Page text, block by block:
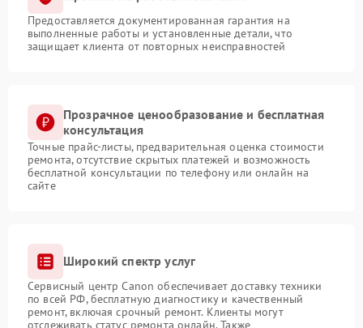
Предоставляется документированная гарантия на
выполненные работы и установленные детали, что
защищает клиента от повторных неисправностей
Прозрачное ценообразование и бесплатная
консультация
Точные прайс-листы, предварительная оценка стоимости
ремонта, отсутствие скрытых платежей и возможность
бесплатной консультации по телефону или онлайн на
сайте
Широкий спектр услуг
Сервисный центр Canon обеспечивает доставку техники
по всей РФ, бесплатную диагностику и качественный
ремонт, включая срочный ремонт. Клиенты могут
отслеживать статус ремонта онлайн. Также